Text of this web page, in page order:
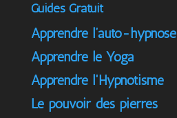
Guides Gratuit
Apprendre l’auto-hypnose
Apprendre le Yoga
Apprendre l'Hypnotisme
Le pouvoir des pierres